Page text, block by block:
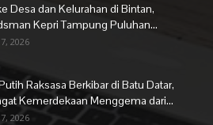
Desa dan Kelurahan di Bintan,
Kepri Tampung Puluhan...
2026
Raksasa Berkibar di Batu Datar,
Kemerdekaan Menggema dari...
2026